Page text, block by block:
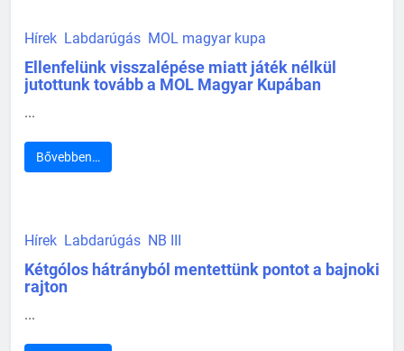
Hírek Labdarúgás MOL magyar kupa
Ellenfelünk visszalépése miatt játék nélkül
jutottunk tovább a MOL Magyar Kupában
...
Bővebben…
Hírek Labdarúgás NB III
Kétgólos hátrányból mentettünk pontot a bajnoki
rajton
...